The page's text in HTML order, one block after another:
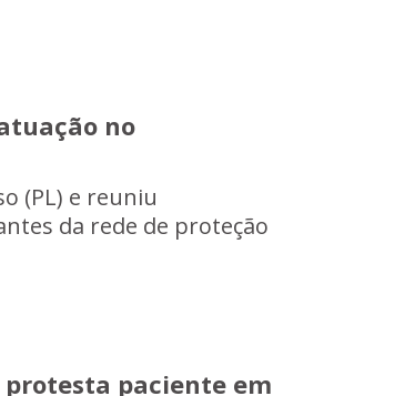
no
(PL) e reuniu
da rede de proteção
protesta paciente em